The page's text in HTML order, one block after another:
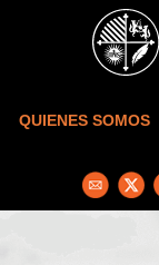
Skip to main content
QUIENES SOMOS